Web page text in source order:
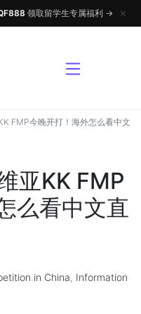
领取留学生专属福利 → ✕
FMP今晚开打！海外怎么看中文直
亚KK FMP
么看中文直
in China, Information